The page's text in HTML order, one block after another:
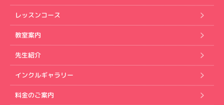
レッスンコース
教室案内
先生紹介
インクルギャラリー
料金のご案内